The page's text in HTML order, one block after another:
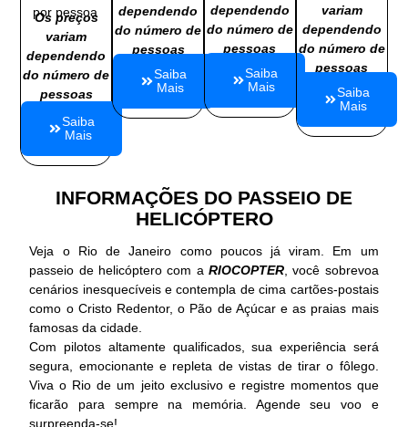
por pessoa
Os preços
variam
dependendo
do número de
pessoas
Saiba
Mais
dependendo
do número de
pessoas
Saiba
Mais
dependendo
do número de
pessoas
Saiba
Mais
variam
dependendo
do número de
pessoas
Saiba
Mais
INFORMAÇÕES DO PASSEIO DE
HELICÓPTERO
Veja o Rio de Janeiro como poucos já viram. Em um
passeio de helicóptero com a RIOCOPTER, você sobrevoa
cenários inesquecíveis e contempla de cima cartões-postais
como o Cristo Redentor, o Pão de Açúcar e as praias mais
famosas da cidade.
Com pilotos altamente qualificados, sua experiência será
segura, emocionante e repleta de vistas de tirar o fôlego.
Viva o Rio de um jeito exclusivo e registre momentos que
ficarão para sempre na memória. Agende seu voo e
surpreenda-se!